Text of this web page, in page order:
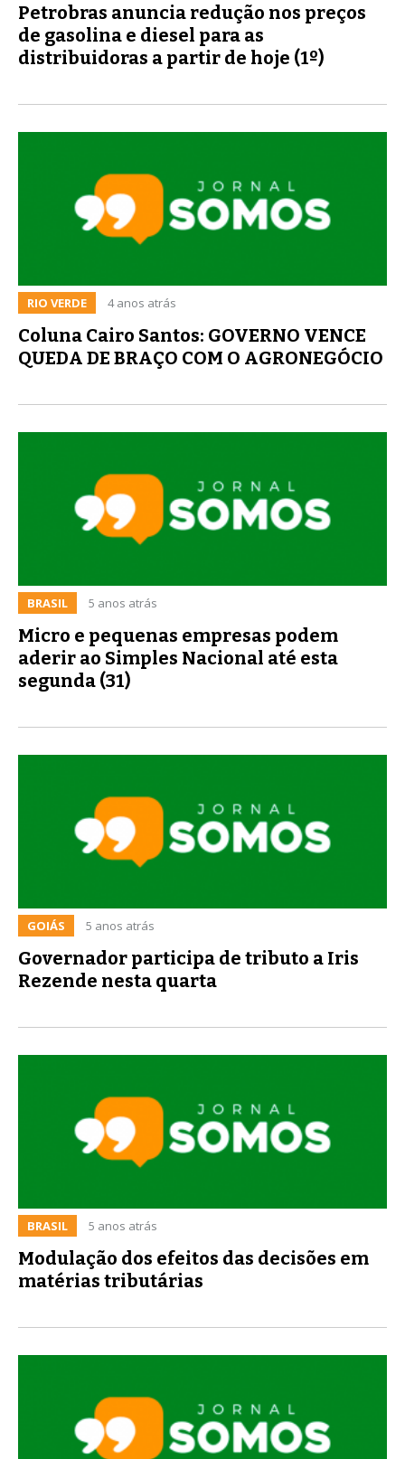
Petrobras anuncia redução nos preços
de gasolina e diesel para as
distribuidoras a partir de hoje (1º)
RIO VERDE 4 anos atrás
Coluna Cairo Santos: GOVERNO VENCE
QUEDA DE BRAÇO COM O AGRONEGÓCIO
BRASIL 5 anos atrás
Micro e pequenas empresas podem
aderir ao Simples Nacional até esta
segunda (31)
GOIÁS 5 anos atrás
Governador participa de tributo a Iris
Rezende nesta quarta
BRASIL 5 anos atrás
Modulação dos efeitos das decisões em
matérias tributárias